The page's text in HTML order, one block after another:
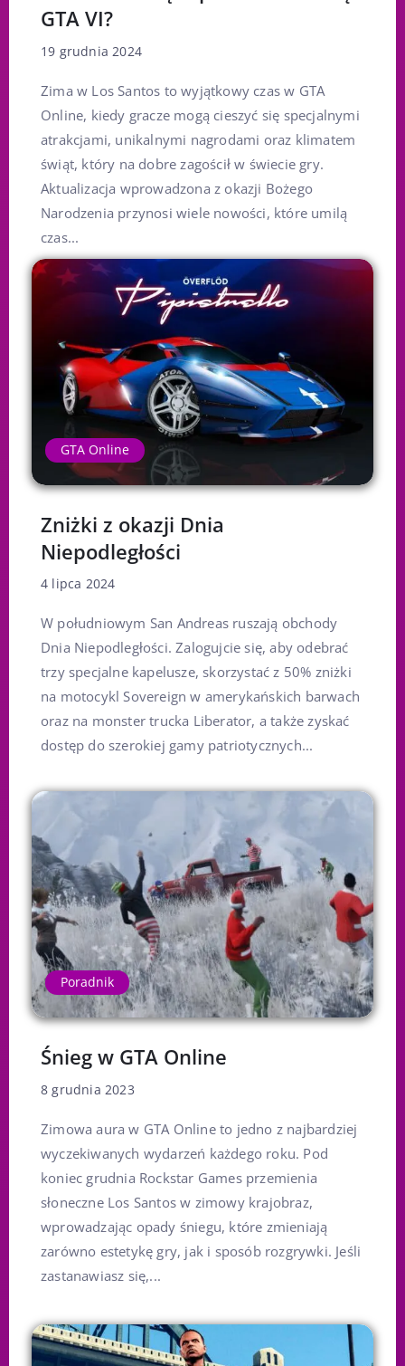
GTA VI?
19 grudnia 2024
Zima w Los Santos to wyjątkowy czas w GTA
Online, kiedy gracze mogą cieszyć się specjalnymi
atrakcjami, unikalnymi nagrodami oraz klimatem
świąt, który na dobre zagościł w świecie gry.
Aktualizacja wprowadzona z okazji Bożego
Narodzenia przynosi wiele nowości, które umilą
czas...
GTA Online
Zniżki z okazji Dnia
Niepodległości
4 lipca 2024
W południowym San Andreas ruszają obchody
Dnia Niepodległości. Zalogujcie się, aby odebrać
trzy specjalne kapelusze, skorzystać z 50% zniżki
na motocykl Sovereign w amerykańskich barwach
oraz na monster trucka Liberator, a także zyskać
dostęp do szerokiej gamy patriotycznych...
Poradnik
Śnieg w GTA Online
8 grudnia 2023
Zimowa aura w GTA Online to jedno z najbardziej
wyczekiwanych wydarzeń każdego roku. Pod
koniec grudnia Rockstar Games przemienia
słoneczne Los Santos w zimowy krajobraz,
wprowadzając opady śniegu, które zmieniają
zarówno estetykę gry, jak i sposób rozgrywki. Jeśli
zastanawiasz się,...